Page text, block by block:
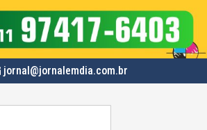
jornal@jornalemdia.com.br